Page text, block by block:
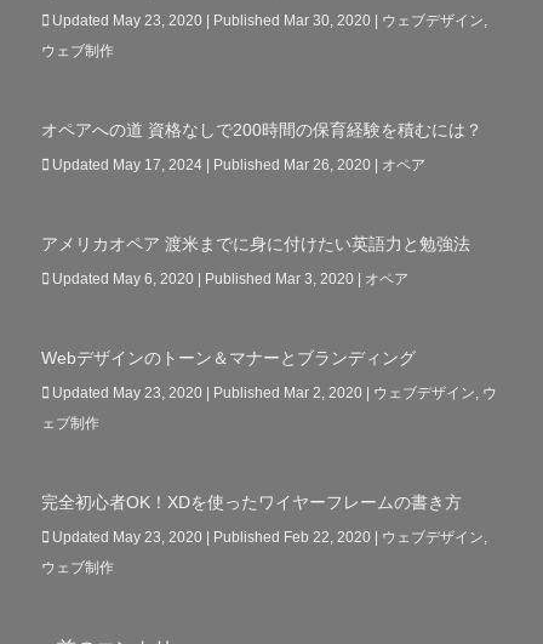
Updated May 23, 2020 | Published Mar 30, 2020| ウェブデザイン,
ウェブ制作
オペアへの道 資格なしで200時間の保育経験を積むには？
Updated May 17, 2024 | Published Mar 26, 2020| オペア
アメリカオペア 渡米までに身に付けたい英語力と勉強法
Updated May 6, 2020 | Published Mar 3, 2020| オペア
Webデザインのトーン＆マナーとブランディング
Updated May 23, 2020 | Published Mar 2, 2020| ウェブデザイン, ウ
ェブ制作
完全初心者OK！XDを使ったワイヤーフレームの書き方
Updated May 23, 2020 | Published Feb 22, 2020| ウェブデザイン,
ウェブ制作